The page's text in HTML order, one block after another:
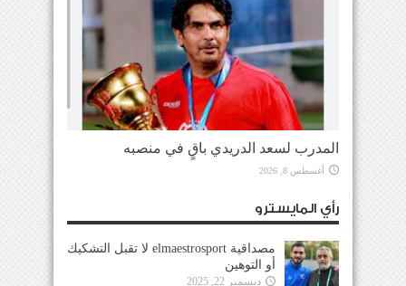
المدرب لسعد الدريدي باقٍ في منصبه
أغسطس 8, 2026
رأي المايسترو
مصداقية elmaestrosport لا تقبل التشكيك
أو التوهين
ديسمبر 22, 2025